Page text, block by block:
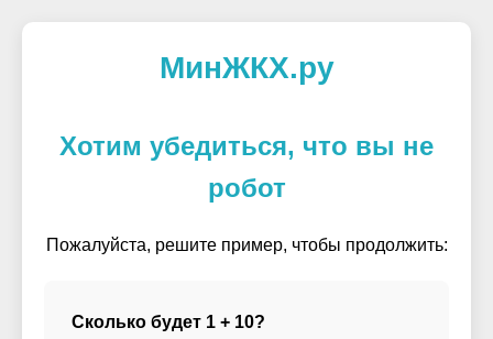
МинЖКХ.ру
Хотим убедиться, что вы не
робот
Пожалуйста, решите пример, чтобы продолжить:
Сколько будет 1 + 10?